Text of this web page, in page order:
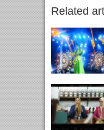
Related